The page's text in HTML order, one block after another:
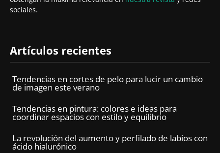
sociales.
Artículos recientes
Tendencias en cortes de pelo para lucir un cambio
de imagen este verano
Tendencias en pintura: colores e ideas para
coordinar espacios con estilo y equilibrio
La revolución del aumento y perfilado de labios con
ácido hialurónico